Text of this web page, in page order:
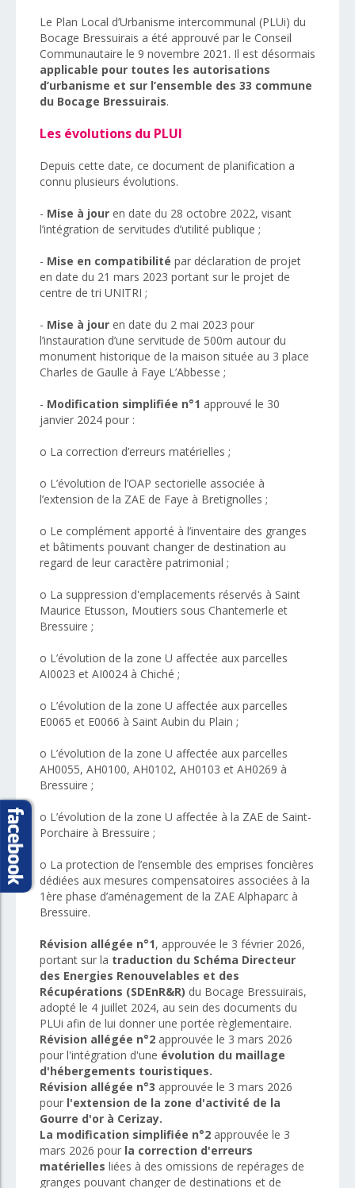
Le Plan Local d’Urbanisme intercommunal (PLUi) du
Bocage Bressuirais a été approuvé par le Conseil
Communautaire le 9 novembre 2021. Il est désormais
applicable pour toutes les autorisations
d’urbanisme et sur l’ensemble des 33 commune
du Bocage Bressuirais.
Les évolutions du PLUI
Depuis cette date, ce document de planification a
connu plusieurs évolutions.
- Mise à jour en date du 28 octobre 2022, visant
l’intégration de servitudes d’utilité publique ;
- Mise en compatibilité par déclaration de projet
en date du 21 mars 2023 portant sur le projet de
centre de tri UNITRI ;
- Mise à jour en date du 2 mai 2023 pour
l’instauration d’une servitude de 500m autour du
monument historique de la maison située au 3 place
Charles de Gaulle à Faye L’Abbesse ;
- Modification simplifiée n°1 approuvé le 30
janvier 2024 pour :
o La correction d’erreurs matérielles ;
o L’évolution de l’OAP sectorielle associée à
l’extension de la ZAE de Faye à Bretignolles ;
o Le complément apporté à l’inventaire des granges
et bâtiments pouvant changer de destination au
regard de leur caractère patrimonial ;
o La suppression d'emplacements réservés à Saint
Maurice Etusson, Moutiers sous Chantemerle et
Bressuire ;
o L’évolution de la zone U affectée aux parcelles
AI0023 et AI0024 à Chiché ;
o L’évolution de la zone U affectée aux parcelles
E0065 et E0066 à Saint Aubin du Plain ;
o L’évolution de la zone U affectée aux parcelles
AH0055, AH0100, AH0102, AH0103 et AH0269 à
Bressuire ;
o L’évolution de la zone U affectée à la ZAE de Saint-
Porchaire à Bressuire ;
o La protection de l’ensemble des emprises foncières
dédiées aux mesures compensatoires associées à la
1ère phase d’aménagement de la ZAE Alphaparc à
Bressuire.
Révision allégée n°1, approuvée le 3 février 2026,
portant sur la traduction du Schéma Directeur
des Energies Renouvelables et des
Récupérations (SDEnR&R) du Bocage Bressuirais,
adopté le 4 juillet 2024, au sein des documents du
PLUi afin de lui donner une portée règlementaire.
Révision allégée n°2 approuvée le 3 mars 2026
pour l'intégration d'une évolution du maillage
d'hébergements touristiques.
Révision allégée n°3 approuvée le 3 mars 2026
pour l'extension de la zone d'activité de la
Gourre d'or à Cerizay.
La modification simplifiée n°2 approuvée le 3
mars 2026 pour la correction d'erreurs
matérielles liées à des omissions de repérages de
granges pouvant changer de destinations et de